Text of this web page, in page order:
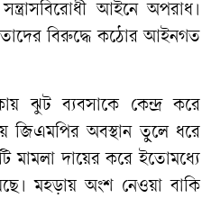
আইনে অপরাধ।
তাদের বিরুদ্ধে কঠোর আইনগত
ঝুট ব্যবসাকে কেন্দ্র করে
জিএমপির অবস্থান তুলে ধরে
মামলা দায়ের করে ইতোমধ্যে
মহড়ায় অংশ নেওয়া বাকি